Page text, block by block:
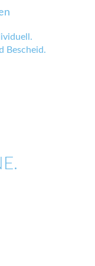
Bescheid.